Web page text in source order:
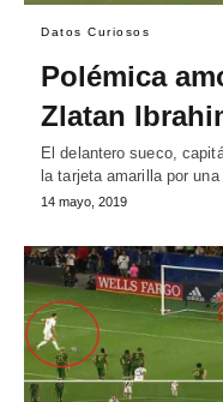
Datos Curiosos
Polémica
Zlatan
El delantero sueco,
la tarjeta amarilla por
14 mayo, 2019